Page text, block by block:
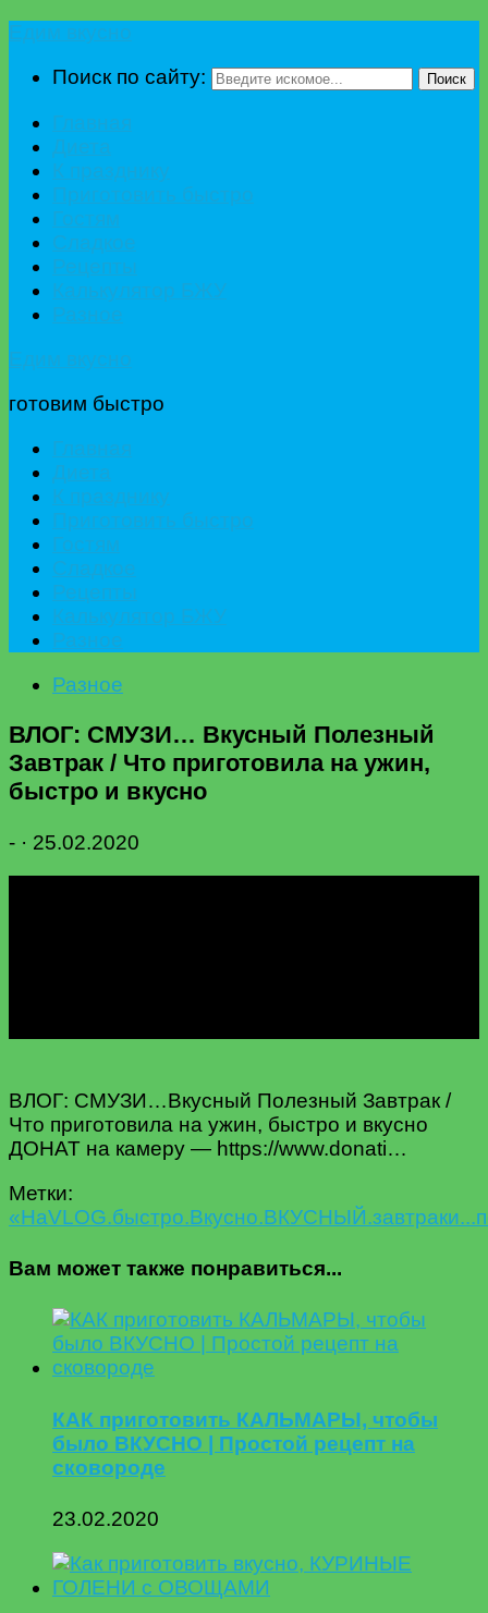
Поиск по сайту:
Поиск
готовим быстро
Разное
ВЛОГ: СМУЗИ… Вкусный Полезный
Завтрак / Что приготовила на ужин,
быстро и вкусно
- · 25.02.2020
ВЛОГ: СМУЗИ…Вкусный Полезный Завтрак /
Что приготовила на ужин, быстро и вкусно
ДОНАТ на камеру — https://www.donati…
Метки:
«НаVLOG.быстро.Вкусно.ВКУСНЫЙ.завтраки...
Вам может также понравиться...
КАК приготовить КАЛЬМАРЫ, чтобы
было ВКУСНО | Простой рецепт на
сковороде
23.02.2020